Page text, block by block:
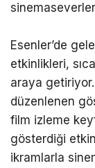
Esenler’de
etkinlikleri,
araya
düzenlenen
film izleme
gösterdiği
ikramlarla